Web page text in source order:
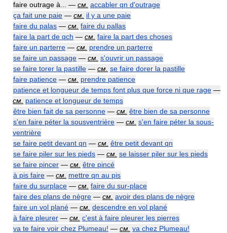
faire outrage à... — см. accabler qn d'outrage
ça fait une paie — см. il y a une paie
faire du palas — см. faire du pallas
faire la part de qch — см. faire la part des choses
faire un parterre — см. prendre un parterre
se faire un passage — см. s'ouvrir un passage
se faire torer la pastille — см. se faire dorer la pastille
faire patience — см. prendre patience
patience et longueur de temps font plus que force ni que rage —
см. patience et longueur de temps
être bien fait de sa personne — см. être bien de sa personne
s'en faire péter la sousventrière — см. s'en faire péter la sous-
ventrière
se faire petit devant qn — см. être petit devant qn
se faire piler sur les pieds — см. se laisser piler sur les pieds
se faire pincer — см. être pincé
à pis faire — см. mettre qn au pis
faire du surplace — см. faire du sur-place
faire des plans de nègre — см. avoir des plans de nègre
faire un vol plané — см. descendre en vol plané
à faire pleurer — см. c'est à faire pleurer les pierres
va te faire voir chez Plumeau! — см. va chez Plumeau!